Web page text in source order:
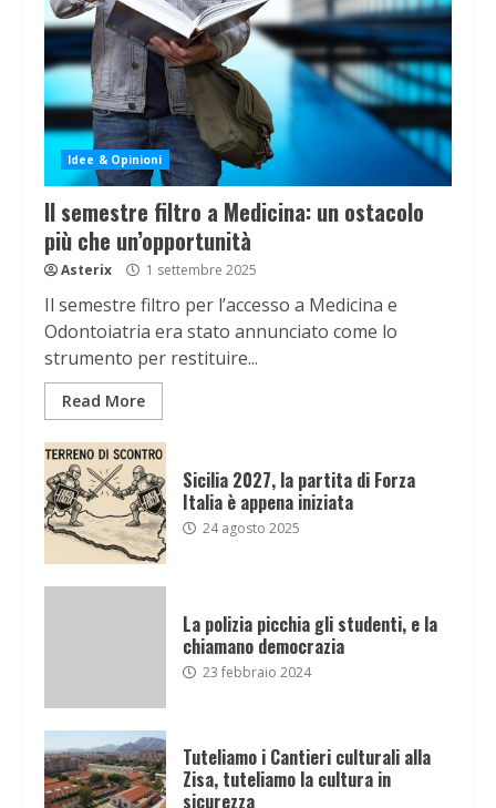
Idee & Opinioni
Il semestre filtro a Medicina: un ostacolo
più che un’opportunità
Asterix 1 settembre 2025
Il semestre filtro per l’accesso a Medicina e
Odontoiatria era stato annunciato come lo
strumento per restituire...
Read More
Sicilia 2027, la partita di Forza
Italia è appena iniziata
24 agosto 2025
La polizia picchia gli studenti, e la
chiamano democrazia
23 febbraio 2024
Tuteliamo i Cantieri culturali alla
Zisa, tuteliamo la cultura in
sicurezza